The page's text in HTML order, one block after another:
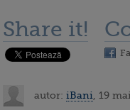
Share it!
autor: iBani , 19